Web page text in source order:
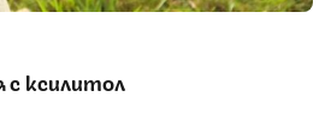
с ксилитол